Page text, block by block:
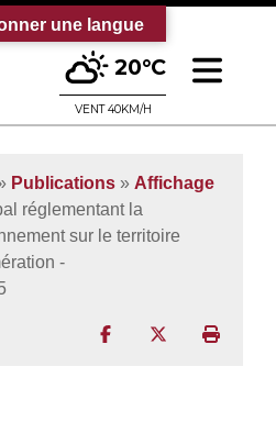
sur le site officiel de la
20°C
VENT 40KM/H
Publications » Affichage
réglementant la
sur le territoire
-
Partager surPartager sur
une langue